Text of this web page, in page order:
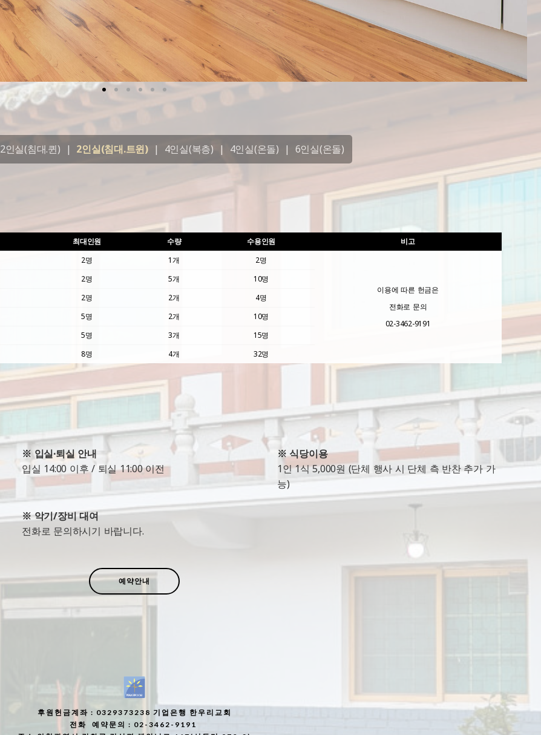
2인실(침대.퀸) | 2인실(침대.트윈) | 4인실(복층) | 4인실(온돌) | 6인실(온돌)
최대인원 수량 수용인원
비고
2명 1개 2명
이용에 따른 헌금은
전화로 문의
02-3462-9191
2명 5개
10명
2명 2개
4명
5명 2개
10명
5명 3개
15명
8명 4개 32명
※ 입실·퇴실 안내
입실 14:00 이후 / 퇴실 11:00 이전
※ 식당이용
1인 1식 5,000원 (단체 행사 시 단체 측 반찬 추가 가
능)
※ 악기/장비 대여
전화로 문의하시기 바랍니다.
예약안내
후원헌금계좌 : 0329373238 기업은행 한우리교회
전화
예약문의 : 02-3462-9191